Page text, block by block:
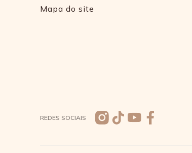
Mapa do site
REDES SOCIAIS